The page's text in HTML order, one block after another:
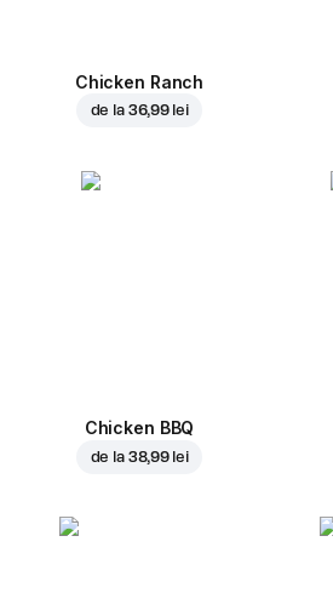
Chicken Ranch
de la 36,99 lei
Chicken BBQ
de la 38,99 lei